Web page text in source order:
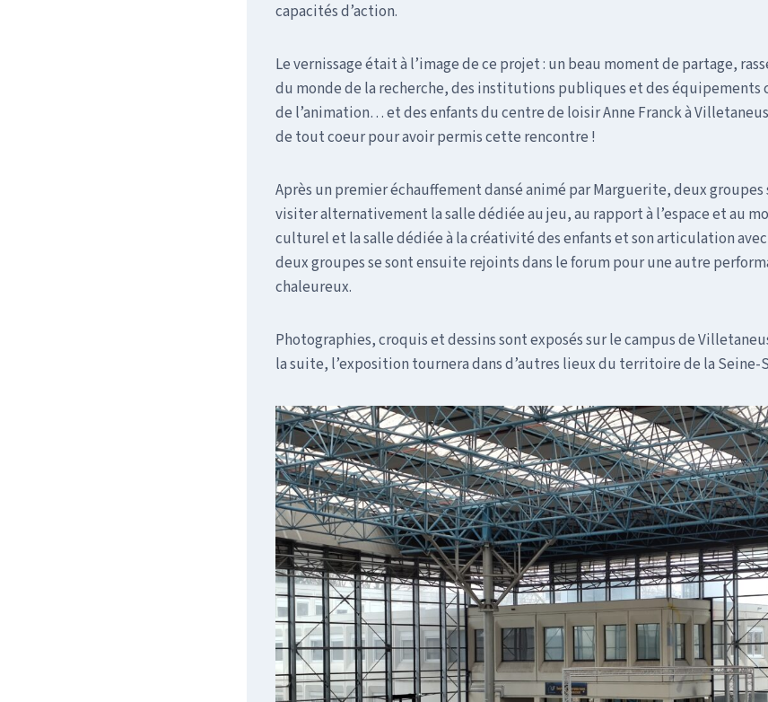
capacités d’action.
Le vernissage était à l’image de ce projet : un beau moment de partage,
du monde de la recherche, des institutions publiques et des équipements
de l’animation… et des enfants du centre de loisir Anne Franck à
de tout coeur pour avoir permis cette rencontre !
Après un premier échauffement dansé animé par Marguerite, deux groupes
visiter alternativement la salle dédiée au jeu, au rapport à l’espace et au
culturel et la salle dédiée à la créativité des enfants et son articulation avec
deux groupes se sont ensuite rejoints dans le forum pour une autre
chaleureux.
Photographies, croquis et dessins sont exposés sur le campus de
la suite, l’exposition tournera dans d’autres lieux du territoire de la Seine-